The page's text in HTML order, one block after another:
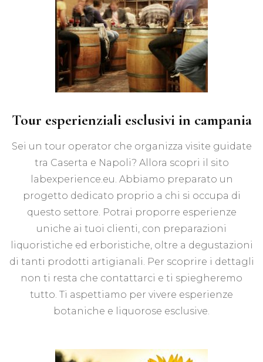
Tour esperienziali esclusivi in campania
Sei un tour operator che organizza visite guidate
tra Caserta e Napoli? Allora scopri il sito
labexperience.eu. Abbiamo preparato un
progetto dedicato proprio a chi si occupa di
questo settore. Potrai proporre esperienze
uniche ai tuoi clienti, con preparazioni
liquoristiche ed erboristiche, oltre a degustazioni
di tanti prodotti artigianali. Per scoprire i dettagli
non ti resta che contattarci e ti spiegheremo
tutto. Ti aspettiamo per vivere esperienze
botaniche e liquorose esclusive.